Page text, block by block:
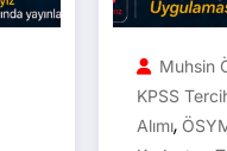
Muhsin
KPSS
Alımı,